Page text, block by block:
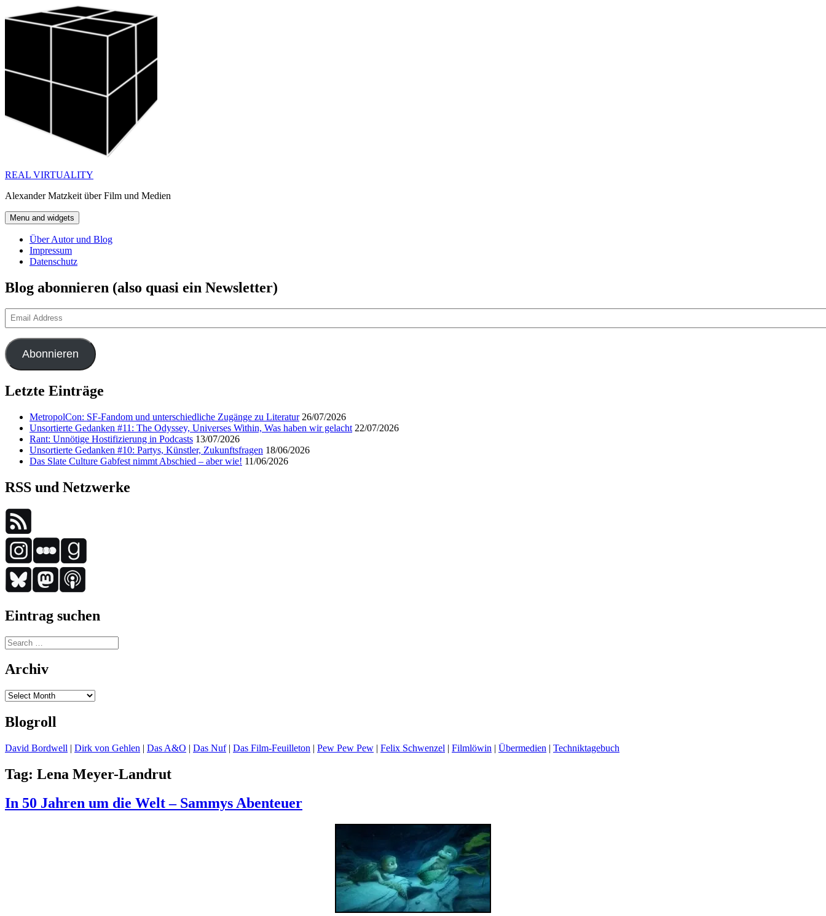
to
REAL VIRTUALITY
Alexander Matzkeit über Film und Medien
Menu and widgets
Über Autor und Blog
Impressum
Datenschutz
Blog abonnieren (also quasi ein Newsletter)
Email
Address
Abonnieren
Letzte Einträge
MetropolCon: SF-Fandom und unterschiedliche Zugänge zu Literatur 26/07/2026
Unsortierte Gedanken #11: The Odyssey, Universes Within, Was haben wir gelacht 22/07/2026
Rant: Unnötige Hostifizierung in Podcasts 13/07/2026
Unsortierte Gedanken #10: Partys, Künstler, Zukunftsfragen 18/06/2026
Das Slate Culture Gabfest nimmt Abschied – aber wie! 11/06/2026
RSS und Netzwerke
Eintrag suchen
Search
for:
Archiv
Archiv
Blogroll
David Bordwell | Dirk von Gehlen | Das A&O | Das Nuf| Das Film-Feuilleton | Pew Pew Pew | Felix Schwenzel | Filmlöwin | Übermedien | Techniktagebuch
Tag: Lena Meyer-Landrut
In 50 Jahren um die Welt – Sammys Abenteuer